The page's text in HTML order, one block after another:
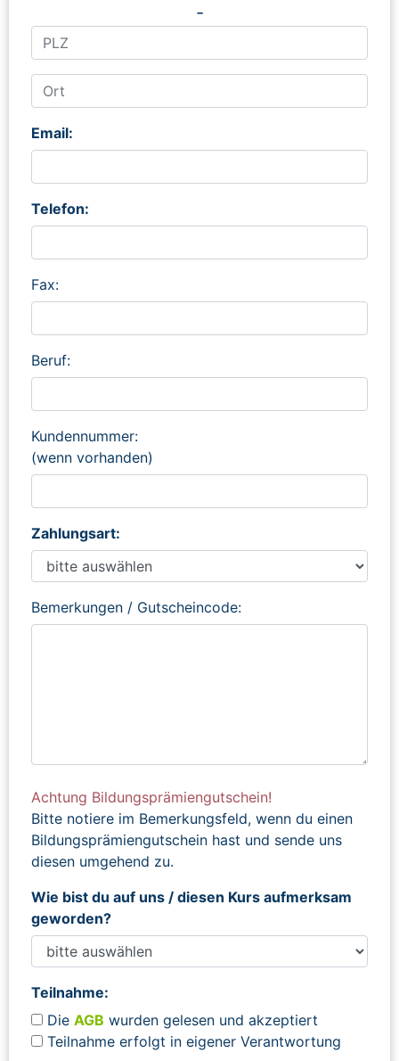
-
Email:
Telefon:
Fax:
Beruf:
Kundennummer:
(wenn vorhanden)
Zahlungsart:
Bemerkungen / Gutscheincode:
Achtung Bildungsprämiengutschein!
Bitte notiere im Bemerkungsfeld, wenn du einen
Bildungsprämiengutschein hast und sende uns
diesen umgehend zu.
Wie bist du auf uns / diesen Kurs aufmerksam
geworden?
Teilnahme:
Die AGB wurden gelesen und akzeptiert
Teilnahme erfolgt in eigener Verantwortung